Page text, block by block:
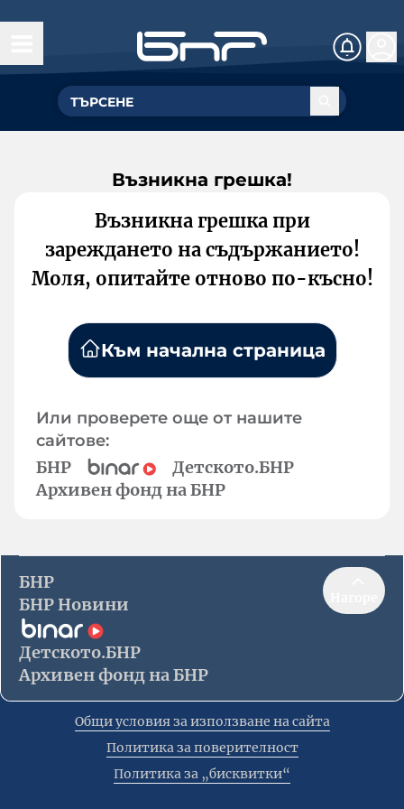
Възникна грешка!
Възникна грешка при
зареждането на съдържанието!
Моля, опитайте отново по-късно!
Към начална страница
Или проверете още от нашите
сайтове:
БНР
Детското.БНР
Архивен фонд на БНР
БНР
БНР Новини
Детското.БНР
Архивен фонд на БНР
Общи условия за използване на сайта
Политика за поверителност
Политика за „бисквитки“